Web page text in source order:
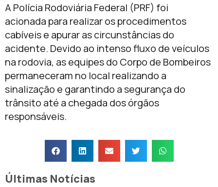
A Polícia Rodoviária Federal (PRF) foi
acionada para realizar os procedimentos
cabíveis e apurar as circunstâncias do
acidente. Devido ao intenso fluxo de veículos
na rodovia, as equipes do Corpo de Bombeiros
permaneceram no local realizando a
sinalização e garantindo a segurança do
trânsito até a chegada dos órgãos
responsáveis.
Últimas Notícias